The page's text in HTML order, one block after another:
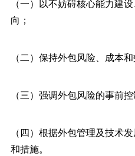
（一）以不妨碍核心能力建
向；
（二）保持外包风险、成本
（三）强调外包风险的事前
（四）根据外包管理及技术
和措施。